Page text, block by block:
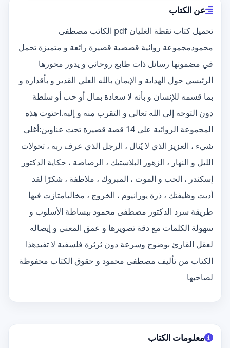
عن الكتاب
تحميل كتاب نقطة الغليان pdf الكاتب مصطفى
محمودمجموعة روائية قصصية قصيرة رائعة و متميزة تحمل
في مضمونها رسائل ذات طابع روحاني و يدور محورها
الرئيسي حول الهداية و الإيمان بالله العلي القدير و بأقداره و
بما قسمه للإنسان و بأنه لا سعادة بمال أو حب أو سلطة
دون التوجه إلى الله تعالى و التقرب منه و إليه.احتوت هذه
المجموعة الروائية على 14 قصة قصيرة تحت عناوين:أغلى
شيء ، العزيز الذي لا يُنال ، الرجل الذي عرف ربه ، تحولات
الليل و النهار ، الزهور البلاستيك ، الرصاصة ، حكاية الدكتور
إسكندر ، الحب و الموت ، المبروك ، ملاطفة ، شكرًا لقد
أديت وظيفتك ، ذرة يورانيوم ، الخروج ، مخاليامتازت فيها
طريقة سرد الدكتور مصطفى محمود ببساطة الأسلوب و
سهولة الكلمات مع دقة تصويرها و عمق المعنى و إيصاله
لعقل القارئ بوضوح وسرعة دون ثرثرة فلسفية لا تفيدهذا
الكتاب من تأليف مصطفى محمود و حقوق الكتاب محفوظة
لصاحبها
معلومات الكتاب